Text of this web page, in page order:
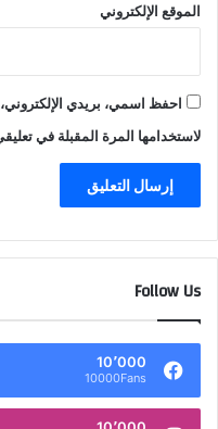
الموقع الإلكتروني
احفظ اسمي، بريدي
لاستخدامها المرة المقبلة في
Follow Us
10٬000
10000Fans